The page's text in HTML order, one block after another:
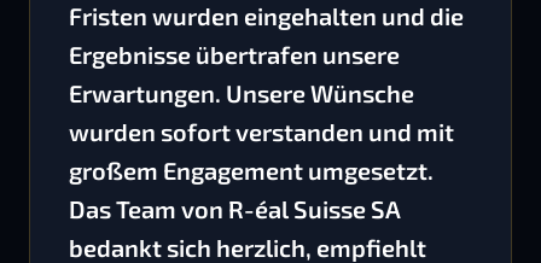
Fristen wurden eingehalten und die
Ergebnisse übertrafen unsere
Erwartungen. Unsere Wünsche
wurden sofort verstanden und mit
großem Engagement umgesetzt.
Das Team von R-éal Suisse SA
bedankt sich herzlich, empfiehlt